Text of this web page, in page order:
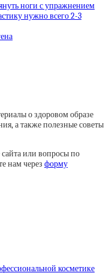
ноги с упражнением
нужно всего 2-3
о здоровом образе
а также полезные советы
или вопросы по
нам через форму
косметике